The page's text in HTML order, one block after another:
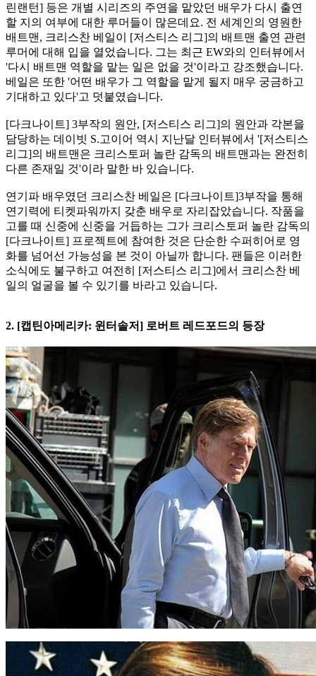
린랜턴] 등은 개별 시리즈의 주연을 맡았던 배우가 다시 출연
할 지의 여부에 대한 루머들이 많은데요. 전 세계인의 영원한
배트맨, 크리스찬 베일이 [저스티스 리그]의 배트맨 출연 관련
루머에 대해 입을 열었습니다. 그는 최근 EW와의 인터뷰에서
'다시 배트맨 역할을 맡는 일은 없을 것'이라고 강조했습니다.
베일은 또한 '어떤 배우가 그 역할을 맡게 될지 매우 궁금하고
기대하고 있다'고 덧붙였습니다.
[다크나이트] 3부작의 원안, [저스티스 리그]의 원안과 각본을
담당하는 데이빗 S.고이어 역시 지난달 인터뷰에서 '[저스티스
리그]의 배트맨은 크리스토퍼 놀란 감독의 배트맨과는 완전히
다른 존재일 것'이라 말한 바 있습니다.
연기파 배우였던 크리스찬 베일은 [다크나이트]3부작을 통해
연기력에 티켓파워까지 갖춘 배우로 자리잡았습니다. 작품을
고를 때 신중에 신중을 거듭하는 그가 크리스토퍼 놀란 감독의
[다크나이트] 프로젝트에 참여한 것은 단순한 수퍼히어로 영
화를 넘어선 가능성을 본 것이 아닐까 합니다. 팬들은 이러한
소식에도 불구하고 여전히 [저스티스 리그]에서 크리스찬 베
일의 얼굴을 볼 수 있기를 바라고 있습니다.
2. [캡틴아메리카: 윈터솔저] 로버트 레드포드의 등장